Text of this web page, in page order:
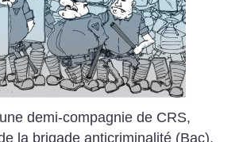
demi-compagnie de CRS,
la brigade anticriminalité (Bac),